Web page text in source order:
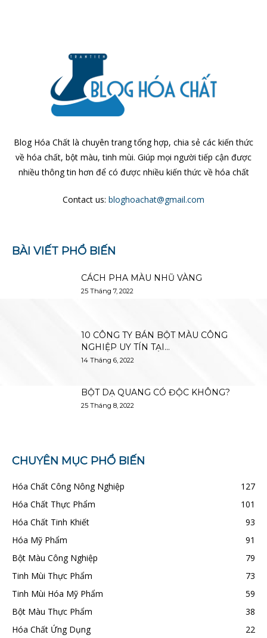
Blog Hóa Chất là chuyên trang tổng hợp, chia sẻ các kiến thức
về hóa chất, bột màu, tinh mùi. Giúp mọi người tiếp cận được
nhiều thông tin hơn để có được nhiều kiến thức về hóa chất
Contact us: bloghoachat@gmail.com
BÀI VIẾT PHỔ BIẾN
CÁCH PHA MÀU NHŨ VÀNG
25 Tháng 7, 2022
10 CÔNG TY BÁN BỘT MÀU CÔNG
NGHIỆP UY TÍN TẠI...
14 Tháng 6, 2022
BỘT DẠ QUANG CÓ ĐỘC KHÔNG?
25 Tháng 8, 2022
CHUYÊN MỤC PHỔ BIẾN
Hóa Chất Công Nông Nghiệp
127
Hóa Chất Thực Phẩm
101
Hóa Chất Tinh Khiết
93
Hóa Mỹ Phẩm
91
Bột Màu Công Nghiệp
79
Tinh Mùi Thực Phẩm
73
Tinh Mùi Hóa Mỹ Phẩm
59
Bột Màu Thực Phẩm
38
Hóa Chất Ứng Dụng
22